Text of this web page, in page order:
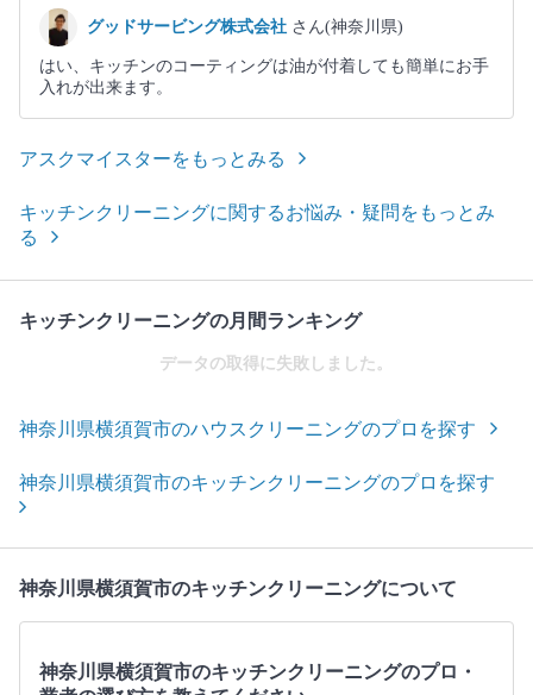
グッドサービング株式会社 さん(神奈川県)
はい、キッチンのコーティングは油が付着しても簡単にお手
入れが出来ます。
アスクマイスターをもっとみる
キッチンクリーニングに関するお悩み・疑問をもっとみ
る
キッチンクリーニングの月間ランキング
データの取得に失敗しました。
神奈川県横須賀市のハウスクリーニングのプロを探す
神奈川県横須賀市のキッチンクリーニングのプロを探す
神奈川県横須賀市のキッチンクリーニングについて
神奈川県横須賀市のキッチンクリーニングのプロ・